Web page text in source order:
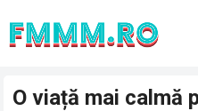
O viață mai calmă